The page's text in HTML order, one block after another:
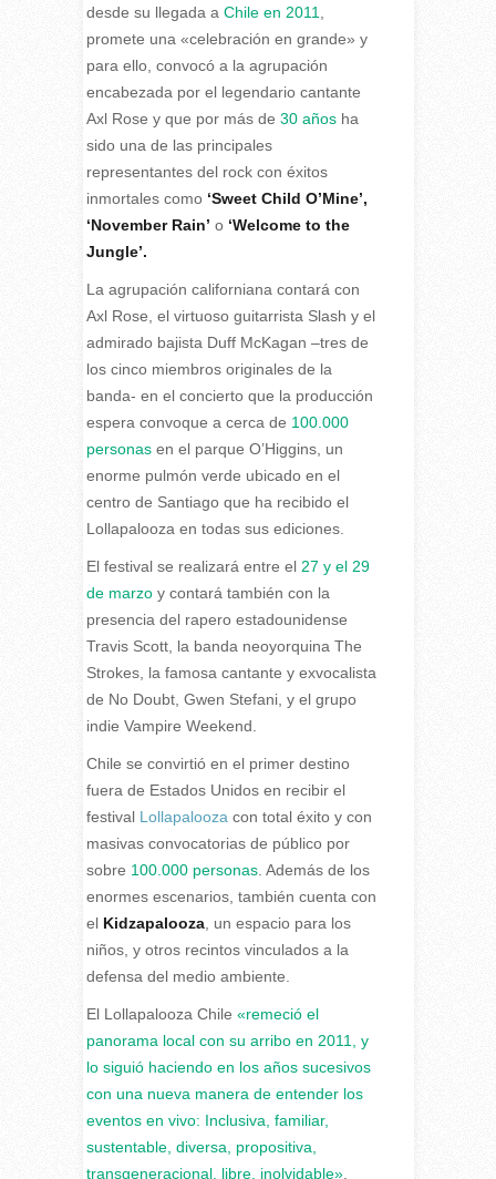
desde su llegada a Chile en 2011
promete una «celebración en grande» y
para ello, convocó a la agrupación
encabezada por el legendario cantante
Axl Rose y que por más de 30 añosha
sido una de las principales
representantes del rock con éxitos
inmortales como ‘Sweet Child O’Mine’,
‘November Rain’ o‘Welcome to the
Jungle’.
La agrupación californiana contará con
Axl Rose, el virtuoso guitarrista Slash y el
admirado bajista Duff McKagan –tres de
los cinco miembros originales de la
banda- en el concierto que la producción
espera convoque a cerca de 100.000
personasen el parque O’Higgins, un
enorme pulmón verde ubicado en el
centro de Santiago que ha recibido el
Lollapalooza en todas sus ediciones.
El festival se realizará entre el 27 y el 29
de marzoy contará también con la
presencia del rapero estadounidense
Travis Scott, la banda neoyorquina The
Strokes, la famosa cantante y exvocalista
de No Doubt, Gwen Stefani, y el grupo
indie Vampire Weekend.
Chile se convirtió en el primer destino
fuera de Estados Unidos en recibir el
festival Lollapalooza con total éxito y con
masivas convocatorias de público por
sobre 100.000 personas. Además de los
enormes escenarios, también cuenta con
el Kidzapalooza, un espacio para los
niños, y otros recintos vinculados a la
defensa del medio ambiente.
El Lollapalooza Chile «remeció el
panorama local con su arribo en 2011, y
lo siguió haciendo en los años sucesivos
con una nueva manera de entender los
eventos en vivo: Inclusiva, familiar,
sustentable, diversa, propositiva,
transgeneracional, libre, inolvidable»,